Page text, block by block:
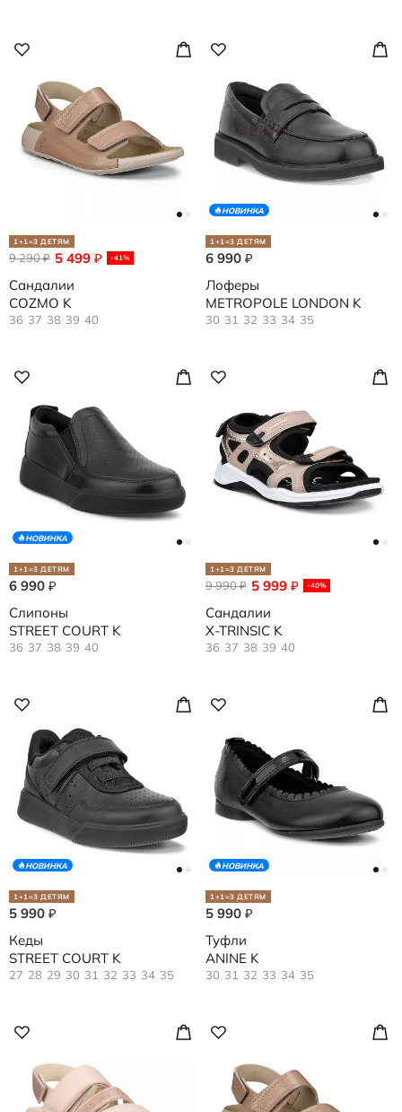
1+1=3 ДЕТЯМ
5 499 ₽ -41%
9 290₽
Сандалии
COZMO K
36 37 38 39 40
НОВИНКА
1+1=3 ДЕТЯМ
6 990 ₽
Лоферы
METROPOLE LONDON K
30 31 32 33 34 35
НОВИНКА
1+1=3 ДЕТЯМ
6 990 ₽
Слипоны
STREET COURT K
36 37 38 39 40
1+1=3 ДЕТЯМ
5 999 ₽ -40%
9 990₽
Сандалии
X-TRINSIC K
36 37 38 39 40
НОВИНКА
1+1=3 ДЕТЯМ
5 990 ₽
Кеды
STREET COURT K
27 28 29 30 31 32 33 34 35
НОВИНКА
1+1=3 ДЕТЯМ
5 990 ₽
Туфли
ANINE K
30 31 32 33 34 35